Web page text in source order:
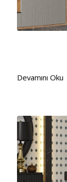
Devamını Oku